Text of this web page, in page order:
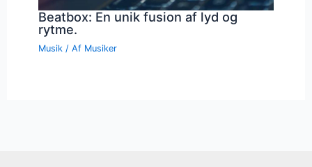
Beatbox: En unik fusion af lyd og
rytme.
Musik / Af Musiker